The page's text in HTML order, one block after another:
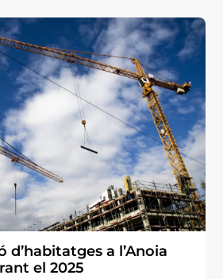
d’habitatges a l’Anoia
el 2025